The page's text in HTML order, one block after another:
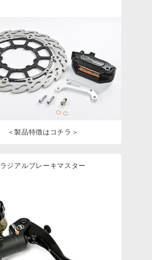
＜製品特徴はコチラ＞
ラジアルブレーキマスター